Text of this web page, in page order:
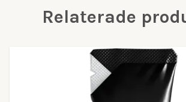
Relaterade